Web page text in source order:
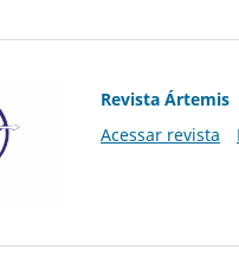
Revista Ártemis
Acessar revista